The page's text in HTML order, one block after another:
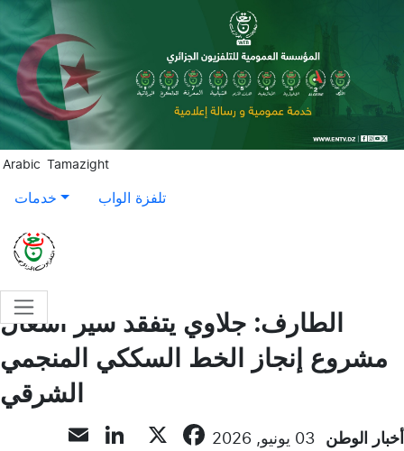
Aller au contenu principal
Arabic Tamazight
خدمات تلفزة الواب
الطارف: جلاوي يتفقد سير أشغال
مشروع إنجاز الخط السككي المنجمي
الشرقي
أخبار الوطن 03 يونيو, 2026 Facebook